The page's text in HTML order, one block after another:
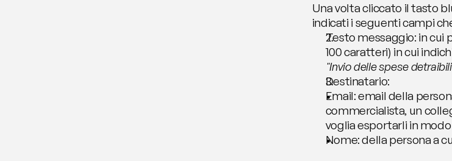
Una volta cliccato il tasto
indicati i seguenti campi
Testo messaggio: in cui
"Invio delle spese
Destinatario:
Email: email della
commercialista, un
voglia esportarli in
Nome: della persona a